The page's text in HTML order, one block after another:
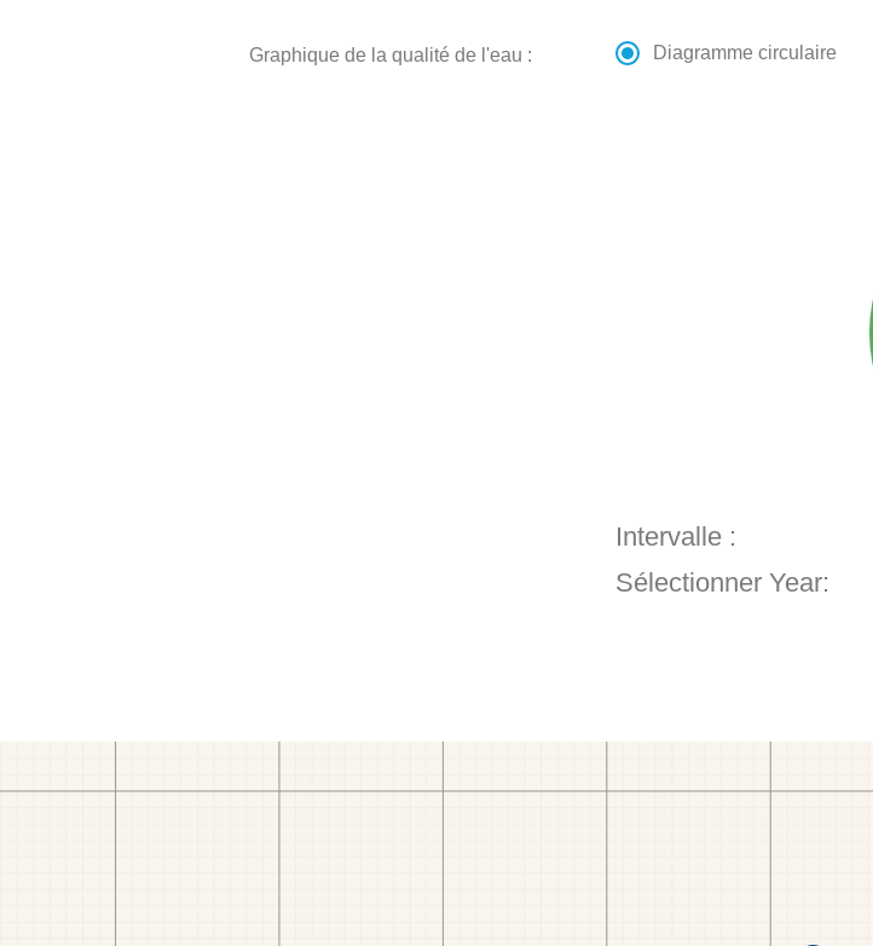
Graphique de la qualité de l'eau : Diagramme circulaire
Intervalle :
Sélectionner Year: